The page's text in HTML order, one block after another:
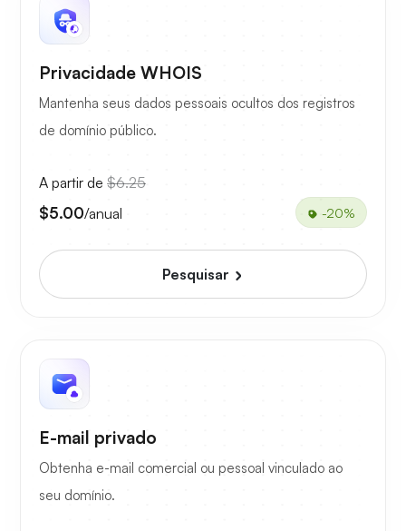
Privacidade WHOIS
Mantenha seus dados pessoais ocultos dos registros
de domínio público.
A partir de $6.25
$5.00/anual -20%
Pesquisar
E-mail privado
Obtenha e-mail comercial ou pessoal vinculado ao
seu domínio.